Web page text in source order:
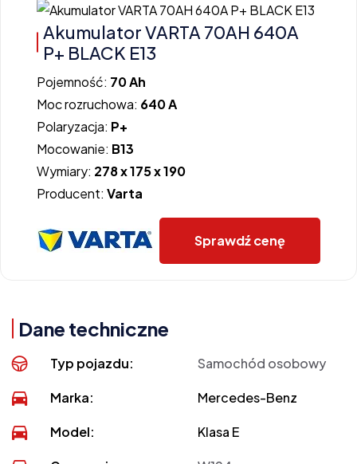
Akumulator VARTA 70AH 640A
P+ BLACK E13
Pojemność: 70 Ah
Moc rozruchowa: 640 A
Polaryzacja: P+
Mocowanie: B13
Wymiary: 278 x 175 x 190
Producent: Varta
Sprawdź cenę
Dane techniczne
Typ pojazdu: Samochód osobowy
Marka: Mercedes-Benz
Model: Klasa E